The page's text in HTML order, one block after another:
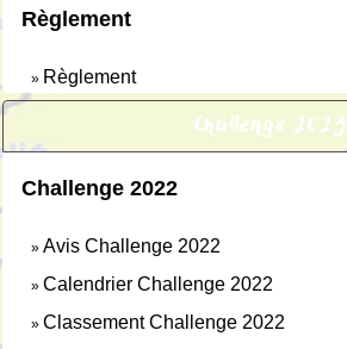
Règlement
» Règlement
Challenge 2023
Challenge 2022
» Avis Challenge 2022
» Calendrier Challenge 2022
» Classement Challenge 2022